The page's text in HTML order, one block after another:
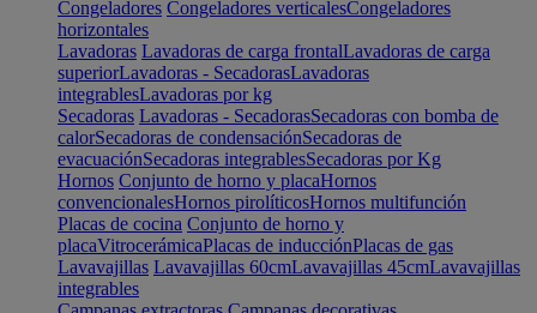
Congeladores Congeladores verticalesCongeladores
horizontales
Lavadoras Lavadoras de carga frontalLavadoras de carga
superiorLavadoras - SecadorasLavadoras
integrablesLavadoras por kg
Secadoras Lavadoras - SecadorasSecadoras con bomba de
calorSecadoras de condensaciónSecadoras de
evacuaciónSecadoras integrablesSecadoras por Kg
Hornos Conjunto de horno y placaHornos
convencionalesHornos pirolíticosHornos multifunción
Placas de cocina Conjunto de horno y
placaVitrocerámicaPlacas de inducciónPlacas de gas
Lavavajillas Lavavajillas 60cmLavavajillas 45cmLavavajillas
integrables